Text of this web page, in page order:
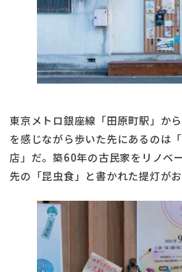
東京メトロ銀座線「田原町駅」か
を感じながら歩いた先にあるのは
店」だ。築60年の古民家をリノベ
先の「昆虫食」と書かれた提灯が